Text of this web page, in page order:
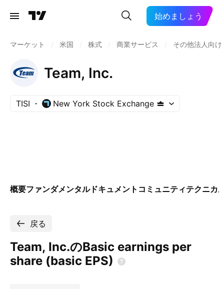
始めましょう
マーケット 米国 株式 商業サービス その他法人向
Team, Inc.
TISI New York Stock Exchange
概要ファンダメンタルドキュメント コミュニティテクニカ
戻る
Team, Inc.のBasic earnings per
share (basic EPS)